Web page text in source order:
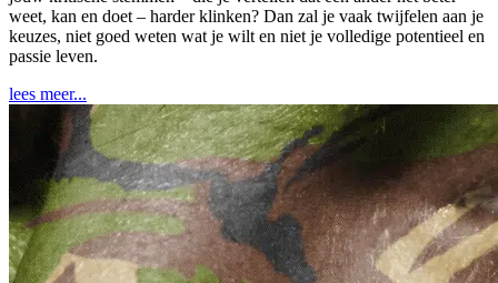
weet, kan en doet – harder klinken? Dan zal je vaak twijfelen aan je
keuzes, niet goed weten wat je wilt en niet je volledige potentieel en
passie leven.
lees meer...